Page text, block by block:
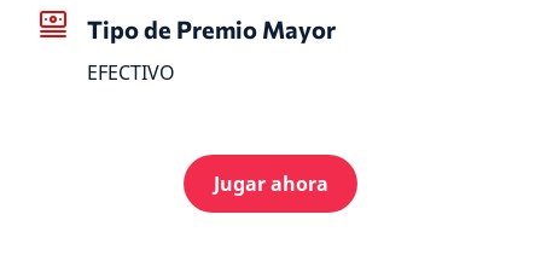
Tipo de Premio Mayor
EFECTIVO
Jugar ahora